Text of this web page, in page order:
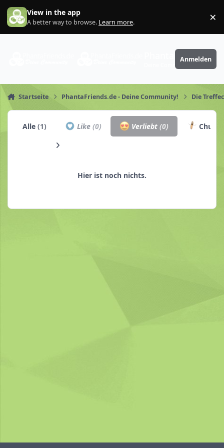
Zum Inhalt springen
View in the app
A better way to browse. Learn more. ×
PhantaFriends.de
Anmelden
Startseite PhantaFriends.de - Deine Community! Die
Alle(1) Like (0) Verliebt(0)
Hier ist noch nichts.